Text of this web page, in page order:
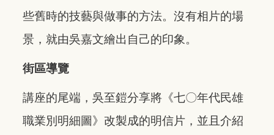
些舊時的技藝與做事的方法。沒有相片的場
景，就由吳嘉文繪出自己的印象。
街區導覽
講座的尾端，吳至鎧分享將《七〇年代民雄
職業別明細圖》改製成的明信片，並且介紹